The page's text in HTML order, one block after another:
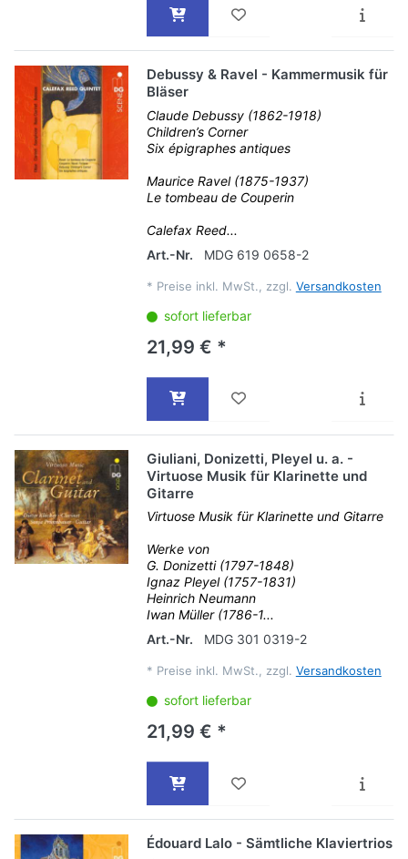
Debussy & Ravel - Kammermusik für
Bläser
Claude Debussy (1862-1918)
Children’s Corner
Six épigraphes antiques
Maurice Ravel (1875-1937)
Le tombeau de Couperin
Calefax Reed...
Art.-Nr.
MDG 619 0658-2
* Preise inkl. MwSt., zzgl. Versandkosten
sofort lieferbar
21,99 € *
Giuliani, Donizetti, Pleyel u. a. -
Virtuose Musik für Klarinette und
Gitarre
Virtuose Musik für Klarinette und Gitarre
Werke von
G. Donizetti (1797-1848)
Ignaz Pleyel (1757-1831)
Heinrich Neumann
Iwan Müller (1786-1...
Art.-Nr.
MDG 301 0319-2
* Preise inkl. MwSt., zzgl. Versandkosten
sofort lieferbar
21,99 € *
Édouard Lalo - Sämtliche Klaviertrios